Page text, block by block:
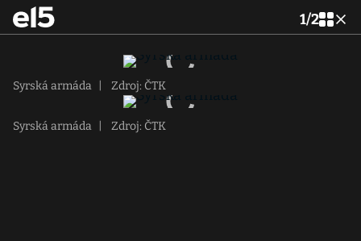
1/2
Syrská armáda Zdroj: ČTK
Syrská armáda Zdroj: ČTK